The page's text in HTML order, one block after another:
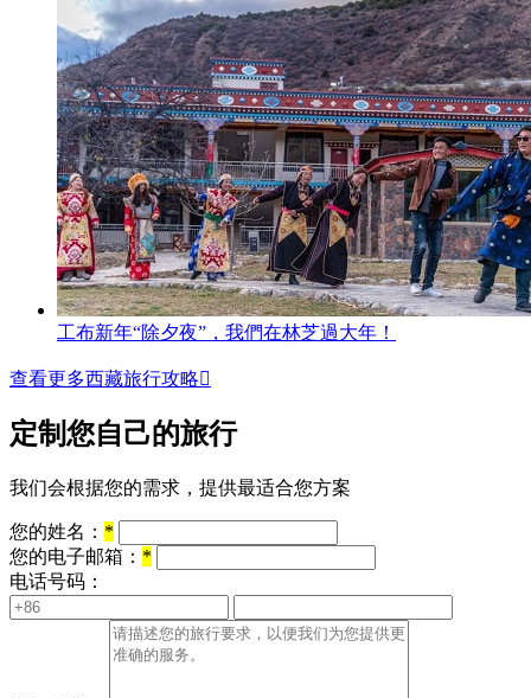
工布新年“除夕夜”，我們在林芝過大年！
查看更多西藏旅行攻略
定制您自己的旅行
我们会根据您的需求，提供最适合您方案
您的姓名： *
您的电子邮箱： *
电话号码：